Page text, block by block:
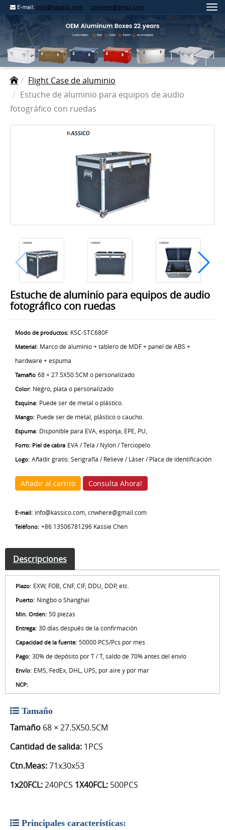
E-mail: info@kassico.com cnwhere@gmail.com
Flight Case de aluminio
Estuche de aluminio para equipos de audio
fotográfico con ruedas
Estuche de aluminio para equipos de audio
fotográfico con ruedas
Modo de productos: KSC-STC680F
Material: Marco de aluminio + tablero de MDF + panel de ABS +
hardware + espuma
Tamaño 68 × 27.5X50.5CM o personalizado
Color: Negro, plata o personalizado
Esquina: Puede ser de metal o plástico.
Mango: Puede ser de metal, plástico o caucho.
Espuma: Disponible para EVA, esponja, EPE, PU,
Forro: Piel de cabra EVA / Tela / Nylon / Terciopelo
Logo: Añadir gratis: Serigrafía / Relieve / Láser / Placa de identificación
Añadir al carrito Consulta Ahora!
E-mail: info@kassico.com, cnwhere@gmail.com
Teléfono: +86 13506781296 Kassie Chen
Descripciones
Plazo: EXW, FOB, CNF, CIF, DDU, DDP, etc.
Puerto: Ningbo o Shanghai
Min. Orden: 50 piezas
Entrega: 30 días después de la confirmación
Capacidad de la fuente: 50000 PCS/Pcs por mes
Pago: 30% de depósito por T / T, saldo de 70% antes del envío
Envío: EMS, FedEx, DHL, UPS, por aire y por mar
NCP:
Tamaño
Tamaño 68 × 27.5X50.5CM
Cantidad de salida: 1PCS
Ctn.Meas:71x30x53
1x20FCL:240PCS 1X40FCL: 500PCS
Principales características: